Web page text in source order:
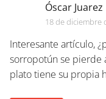
Óscar Juarez
18 de diciembre
Interesante artículo,
sorropotún se pierde
plato tiene su propia